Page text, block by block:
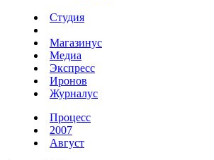
Студия
Магазинус
Медиа
Экспресс
Иронов
Журналус
Процесс
2007
Август